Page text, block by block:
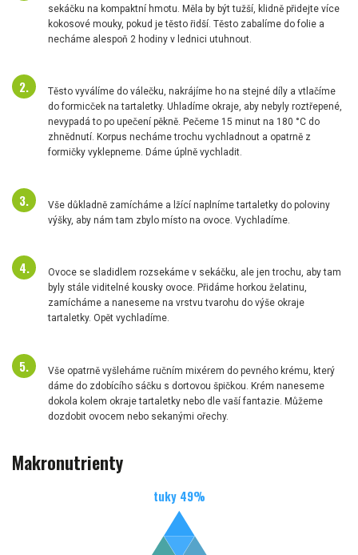
sekáčku na kompaktní hmotu. Měla by být tužší, klidně přidejte více
kokosové mouky, pokud je těsto řidší. Těsto zabalíme do folie a
necháme alespoň 2 hodiny v lednici utuhnout.
Těsto vyválíme do válečku, nakrájíme ho na stejné díly a vtlačíme
do formicček na tartaletky. Uhladíme okraje, aby nebyly roztřepené,
nevypadá to po upečení pěkně. Pečeme 15 minut na 180 °C do
zhnědnutí. Korpus necháme trochu vychladnout a opatrně z
formičky vyklepneme. Dáme úplně vychladit.
Vše důkladně zamícháme a lžící naplníme tartaletky do poloviny
výšky, aby nám tam zbylo místo na ovoce. Vychladíme.
Ovoce se sladidlem rozsekáme v sekáčku, ale jen trochu, aby tam
byly stále viditelné kousky ovoce. Přidáme horkou želatinu,
zamícháme a naneseme na vrstvu tvarohu do výše okraje
tartaletky. Opět vychladíme.
Vše opatrně vyšleháme ručním mixérem do pevného krému, který
dáme do zdobícího sáčku s dortovou špičkou. Krém naneseme
dokola kolem okraje tartaletky nebo dle vaší fantazie. Můžeme
dozdobit ovocem nebo sekanými ořechy.
Makronutrienty
tuky 49%